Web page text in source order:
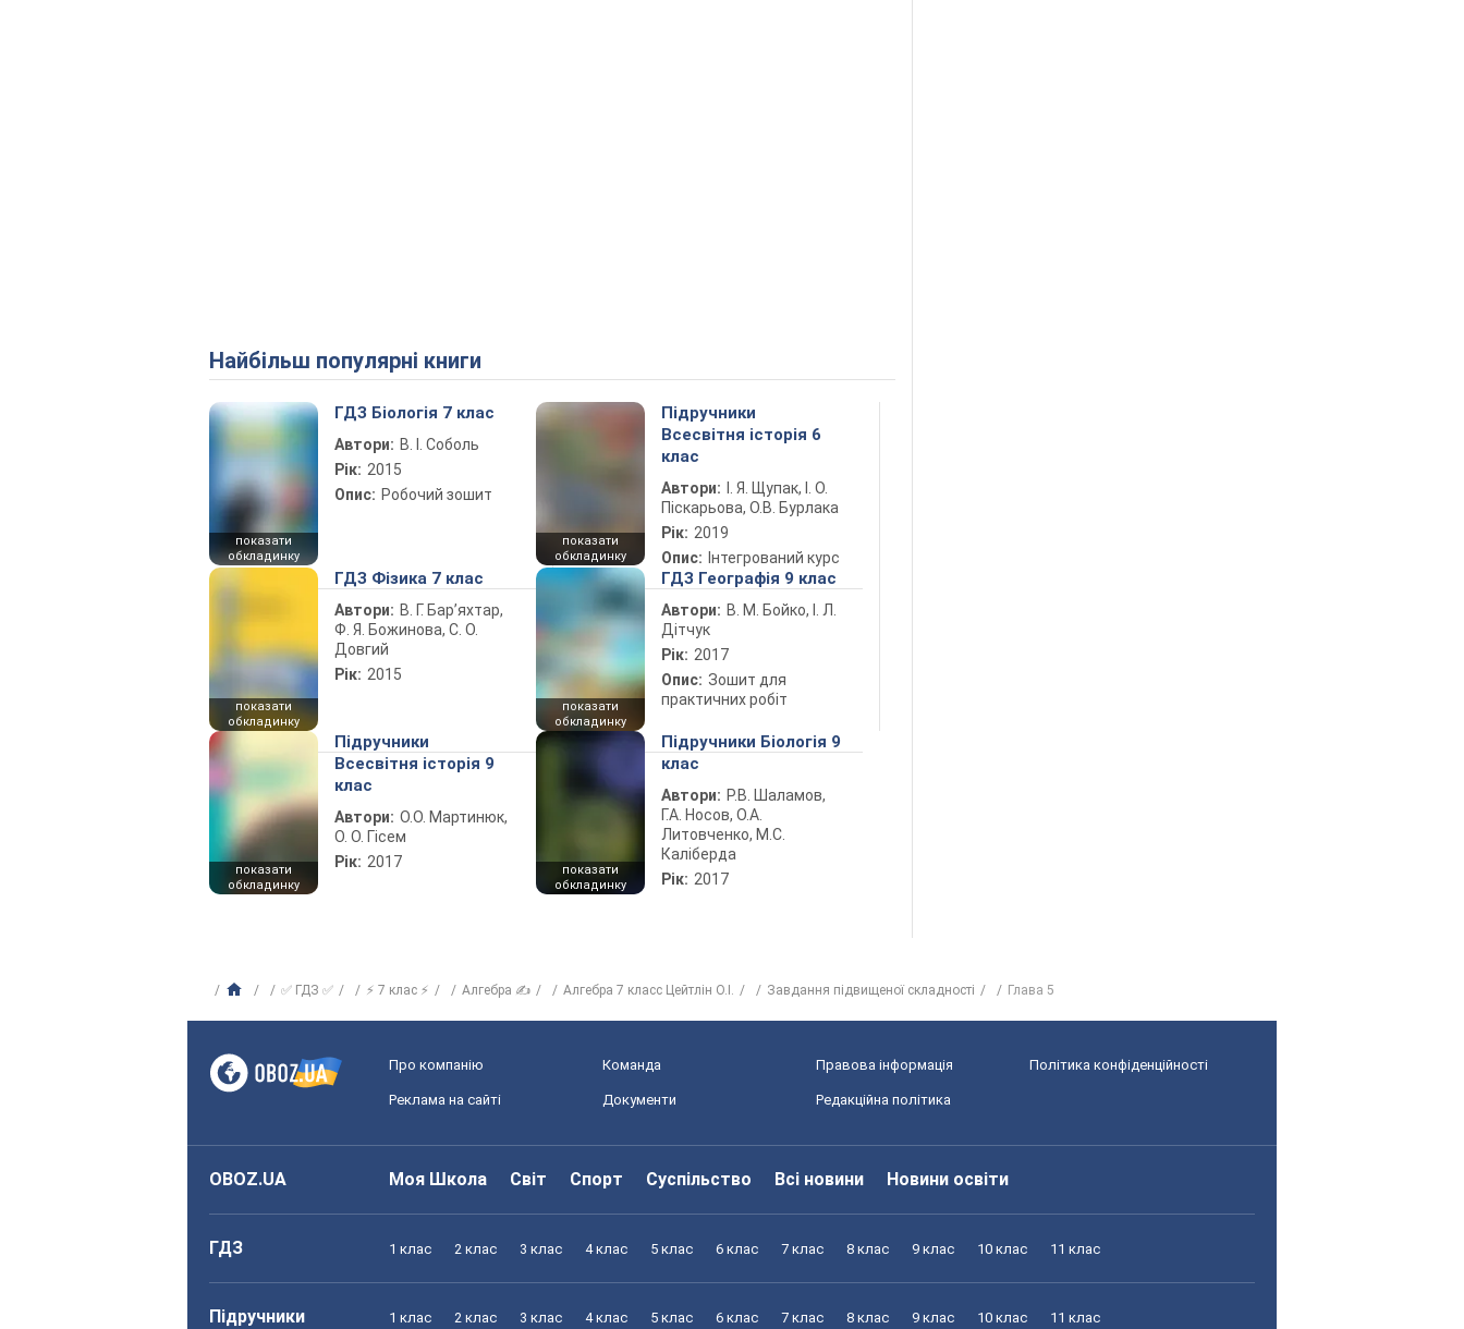
Найбільш популярні книги
показати
обкладинку
ГДЗ Біологія 7 клас
Автори: В. І. Соболь
Рік: 2015
Опис: Робочий зошит
показати
обкладинку
Підручники
Всесвітня історія 6
клас
Автори:
І. Я. Щупак, І. О.
Піскарьова, О.В. Бурлака
Рік: 2019
Опис: Інтегрований курс
показати
обкладинку
ГДЗ Фізика 7 клас
Автори: В. Г. Бар’яхтар,
Ф. Я. Божинова, С. О.
Довгий
Рік: 2015
показати
обкладинку
ГДЗ Географія 9 клас
Автори: В. М. Бойко, І. Л.
Дітчук
Рік: 2017
Опис: Зошит для
практичних робіт
показати
обкладинку
Підручники
Всесвітня історія 9
клас
Автори: О.О. Мартинюк,
О. О. Гісем
Рік: 2017
показати
обкладинку
Підручники Біологія 9
клас
Автори: Р.В. Шаламов,
Г.А. Носов, О.А.
Литовченко, М.С.
Каліберда
Рік: 2017
✅ ГДЗ ✅ ⚡ 7 клас ⚡ Алгебра ✍ Алгебра 7 класс Цейтлiн О.I. Завдання підвищеної складностi Глава 5
Про компанію Команда Правова інформація Політика конфіденційності
Реклама на сайті Документи Редакційна політика
OBOZ.UA Моя Школа Світ Спорт Суспільство Всі новини Новини освіти
ГДЗ 1 клас 2 клас 3 клас 4 клас 5 клас 6 клас 7 клас 8 клас 9 клас 10 клас 11 клас
Підручники 1 клас 2 клас 3 клас 4 клас 5 клас 6 клас 7 клас 8 клас 9 клас 10 клас 11 клас